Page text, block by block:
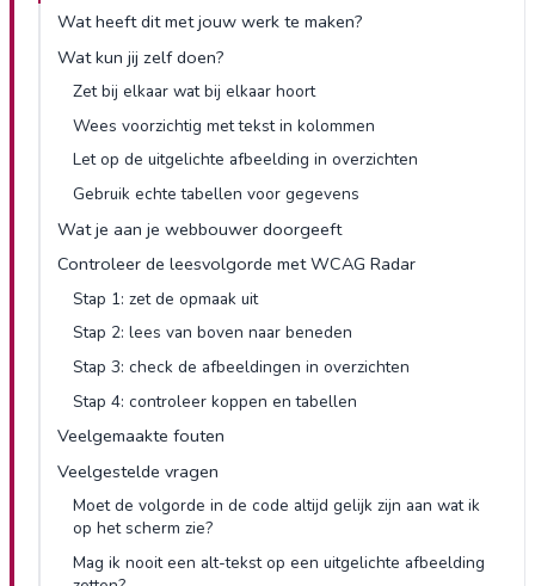
Wat heeft dit met jouw werk te maken?
Wat kun jij zelf doen?
Zet bij elkaar wat bij elkaar hoort
Wees voorzichtig met tekst in kolommen
Let op de uitgelichte afbeelding in overzichten
Gebruik echte tabellen voor gegevens
Wat je aan je webbouwer doorgeeft
Controleer de leesvolgorde met WCAG Radar
Stap 1: zet de opmaak uit
Stap 2: lees van boven naar beneden
Stap 3: check de afbeeldingen in overzichten
Stap 4: controleer koppen en tabellen
Veelgemaakte fouten
Veelgestelde vragen
Moet de volgorde in de code altijd gelijk zijn aan wat ik
op het scherm zie?
Mag ik nooit een alt-tekst op een uitgelichte afbeelding